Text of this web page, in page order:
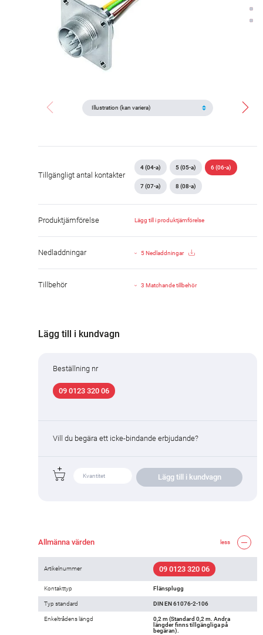
Tillgängligt antal kontakter
4 (04-a) 5 (05-a) 6 (06-a)
7 (07-a) 8 (08-a)
Produktjämförelse Lägg till i produktjämförelse
Nedladdningar 5 Nedladdningar
Tillbehör 3 Matchande tillbehör
Lägg till i kundvagn
Beställning nr
09 0123 320 06
Vill du begära ett icke-bindande erbjudande?
Lägg till i kundvagn
Allmänna värden less
Artikelnummer 09 0123 320 06
Kontakttyp Flänsplugg
Typ standard DIN EN 61076-2-106
Enkeltrådens längd
0,2 m (Standard 0,2 m. Andra
längder finns tillgängliga på
begäran).